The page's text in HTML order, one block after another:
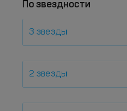
По звездности
3 звезды
2 звезды